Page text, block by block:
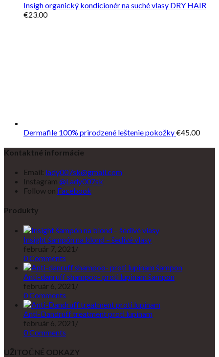
Insigh organický kondicionér na suché vlasy DRY HAIR
€23.00
Dermafile 100% prirodzené leštenie pokožky€45.00
Kontaktné informácie
Email: lady007sk@gmail.com
Instagram @Lady007sk
Follow on Facebook
Produkty
Insight šampón na blond – šedivé vlasy
február 7, 2021 /
0 Comments
Anti-danruff shampoo- proti lupinam šampon
február 6, 2021 /
0 Comments
Anti-Dandruff treatment proti lupinam
február 6, 2021 /
0 Comments
UŽITOČNÉ ODKAZY